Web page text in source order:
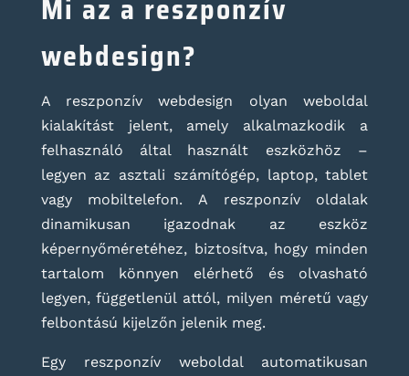
Mi az a reszponzív
webdesign?
A reszponzív webdesign olyan weboldal
kialakítást jelent, amely alkalmazkodik a
felhasználó által használt eszközhöz –
legyen az asztali számítógép, laptop, tablet
vagy mobiltelefon. A reszponzív oldalak
dinamikusan igazodnak az eszköz
képernyőméretéhez, biztosítva, hogy minden
tartalom könnyen elérhető és olvasható
legyen, függetlenül attól, milyen méretű vagy
felbontású kijelzőn jelenik meg.
Egy reszponzív weboldal automatikusan